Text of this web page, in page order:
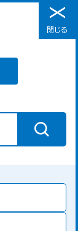
メニュー
閉じる